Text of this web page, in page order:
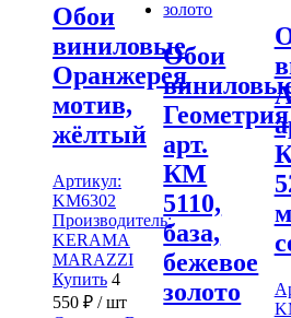
Обои
виниловые
Оранжерея
мотив,
жёлтый
Артикул:
KM6302
Производитель:
KERAMA
MARAZZI
Купить 4
550 ₽ / шт
Обои
Геометрия
арт.
КМ
5110,
база,
бежевое
золото